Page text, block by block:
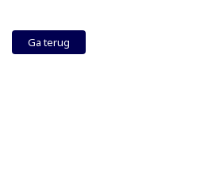
Ga terug